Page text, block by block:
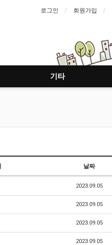
로그인 회원가입
기타
날짜
2023.09.05
2023.09.05
2023.09.05
2023.09.05